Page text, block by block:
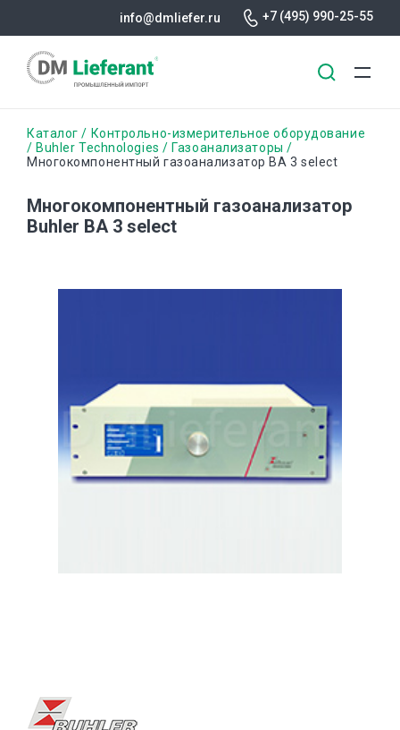
основному
info@dmliefer.ru +7 (495) 990-25-55
Строка
навигации
Каталог
Контрольно-измерительное оборудование
Buhler Technologies
Газоанализаторы
Многокомпонентный газоанализатор BA 3 select
Многокомпонентный газоанализатор
Buhler BA 3 select